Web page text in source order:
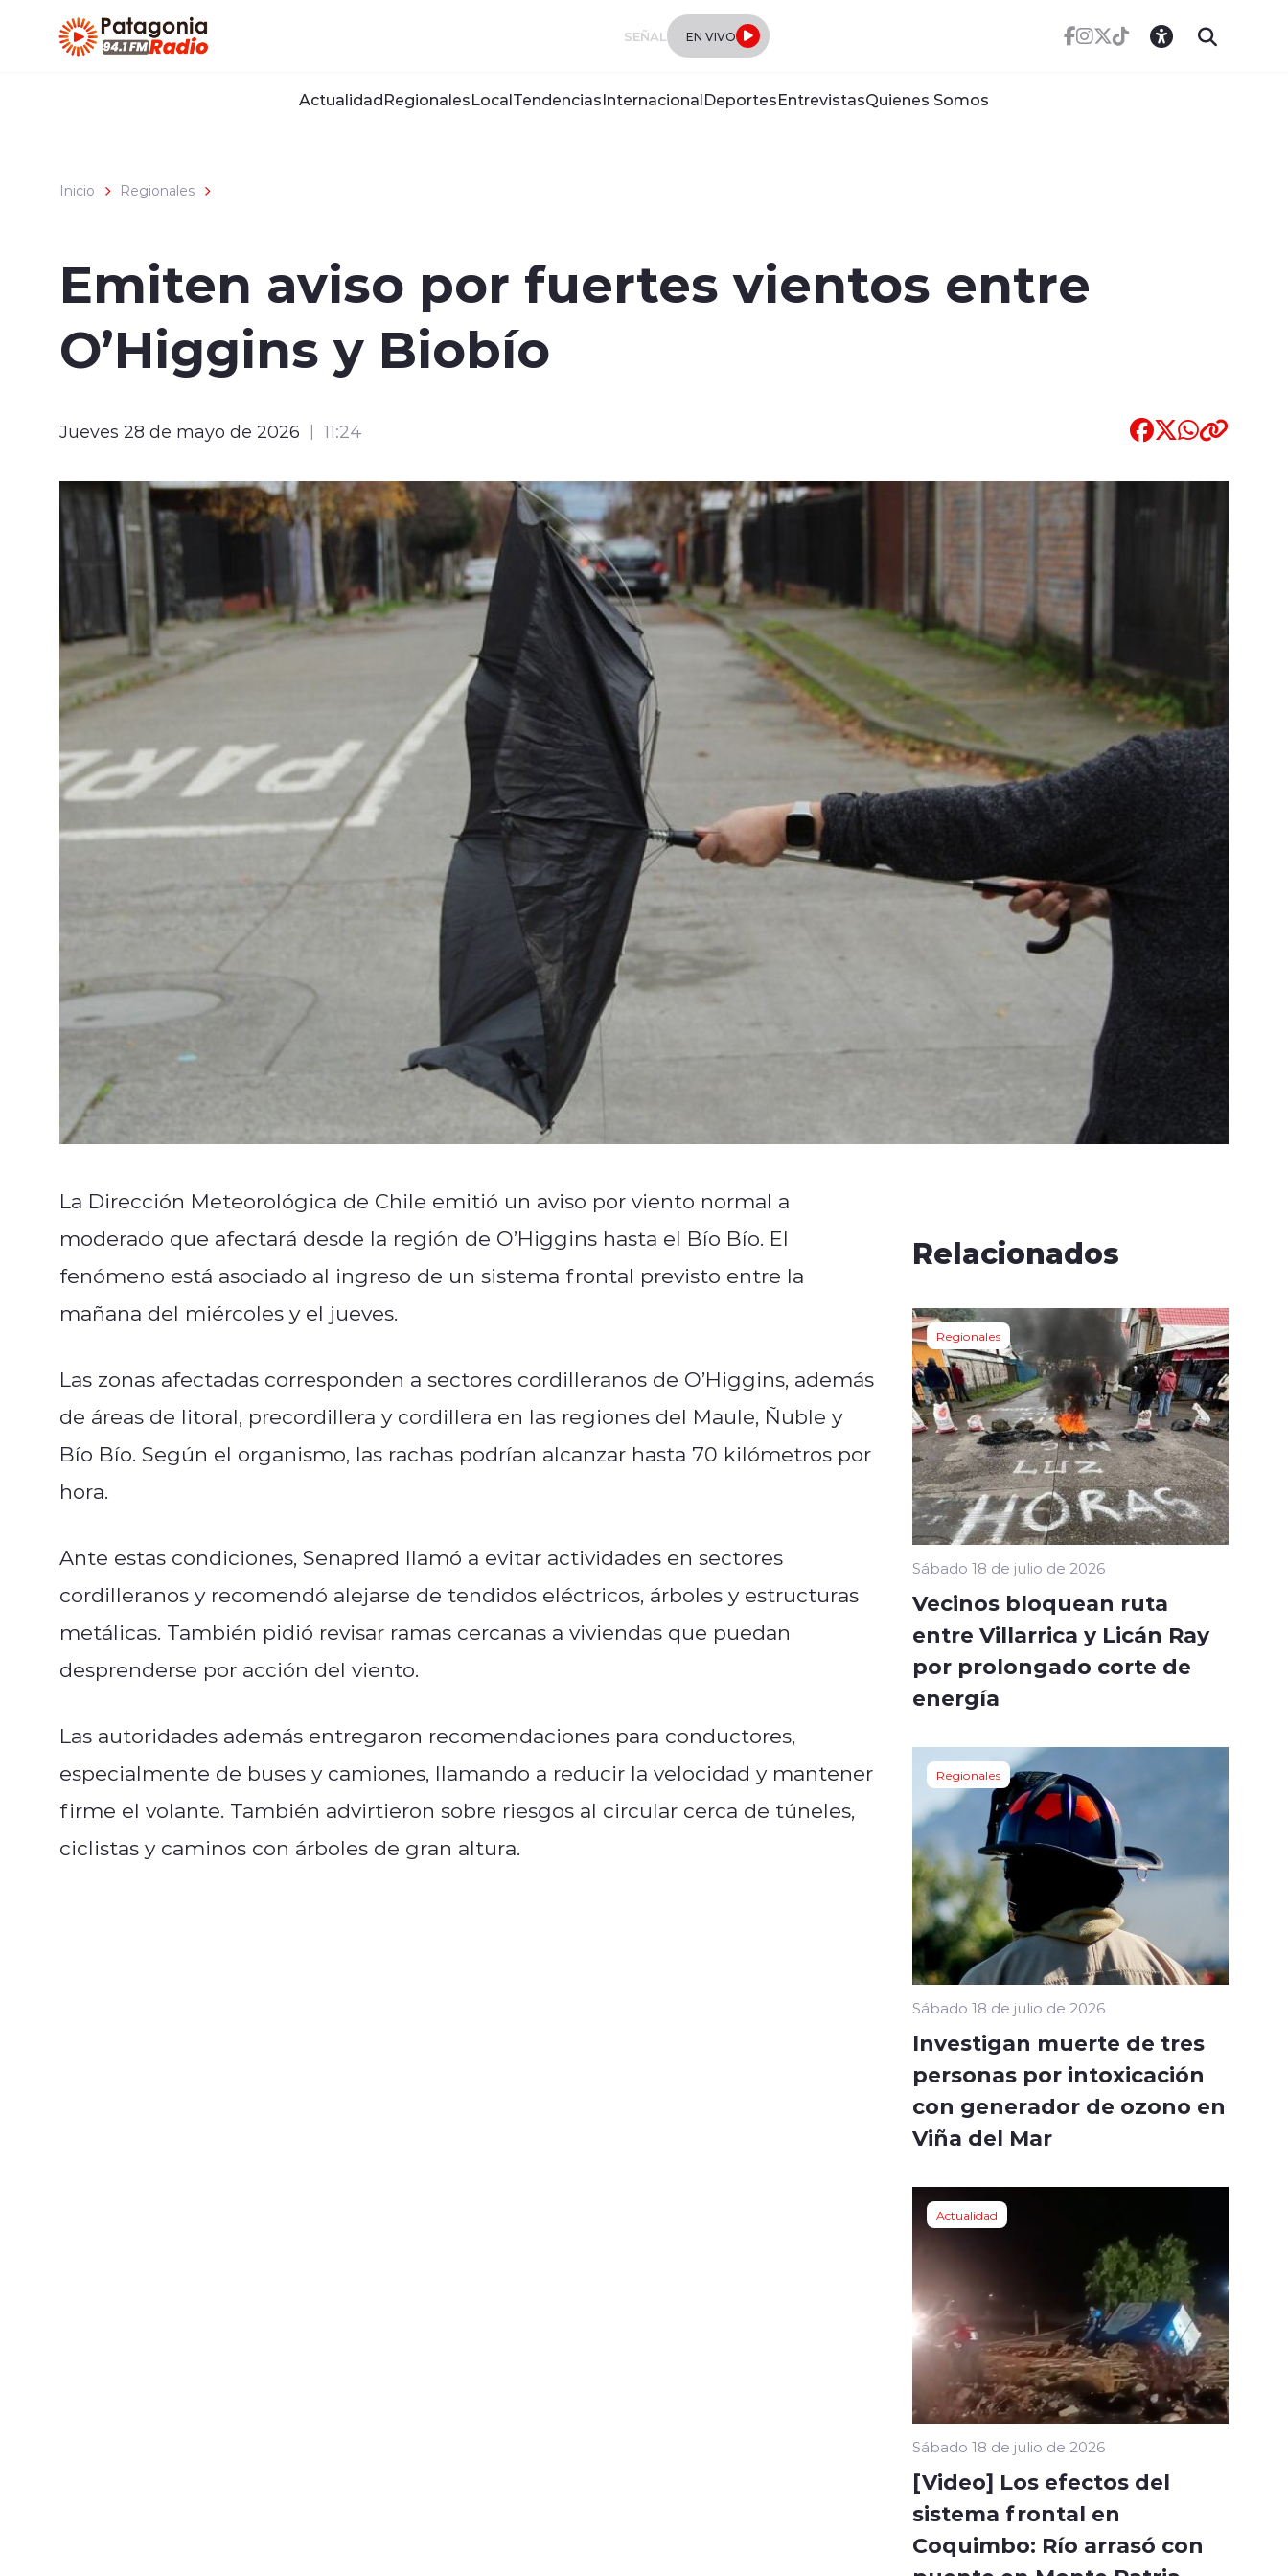
SEÑAL EN VIVO
ActualidadRegionalesLocalTendenciasInternacionalDeportesEntrevistasQuienes Somos
Inicio Regionales
Emiten aviso por fuertes vientos entre
O’Higgins y Biobío
Jueves 28 de mayo de 2026 11:24
La Dirección Meteorológica de Chile emitió un aviso por viento normal a
moderado que afectará desde la región de O’Higgins hasta el Bío Bío. El
fenómeno está asociado al ingreso de un sistema frontal previsto entre la
mañana del miércoles y el jueves.
Las zonas afectadas corresponden a sectores cordilleranos de O’Higgins, además
de áreas de litoral, precordillera y cordillera en las regiones del Maule, Ñuble y
Bío Bío. Según el organismo, las rachas podrían alcanzar hasta 70 kilómetros por
hora.
Ante estas condiciones, Senapred llamó a evitar actividades en sectores
cordilleranos y recomendó alejarse de tendidos eléctricos, árboles y estructuras
metálicas. También pidió revisar ramas cercanas a viviendas que puedan
desprenderse por acción del viento.
Las autoridades además entregaron recomendaciones para conductores,
especialmente de buses y camiones, llamando a reducir la velocidad y mantener
firme el volante. También advirtieron sobre riesgos al circular cerca de túneles,
ciclistas y caminos con árboles de gran altura.
Relacionados
Regionales
Sábado 18 de julio de 2026
Vecinos bloquean ruta
entre Villarrica y Licán Ray
por prolongado corte de
energía
Regionales
Sábado 18 de julio de 2026
Investigan muerte de tres
personas por intoxicación
con generador de ozono en
Viña del Mar
Actualidad
Sábado 18 de julio de 2026
[Video] Los efectos del
sistema frontal en
Coquimbo: Río arrasó con